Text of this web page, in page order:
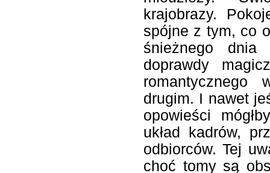
krajobrazy.
spójne z tym, co
śnieżnego dnia
doprawdy
drugim. I nawet
opowieści
układ kadrów,
odbiorców. Tej
choć tomy są